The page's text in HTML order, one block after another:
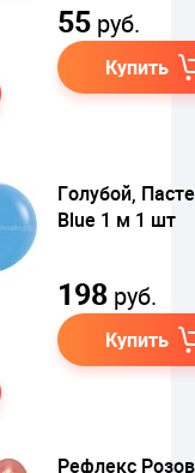
55 руб.
Купить
Голубой,
Blue 1 м 1 шт
198 руб.
Купить
Рефлекс